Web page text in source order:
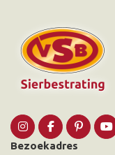
Bezoekadres